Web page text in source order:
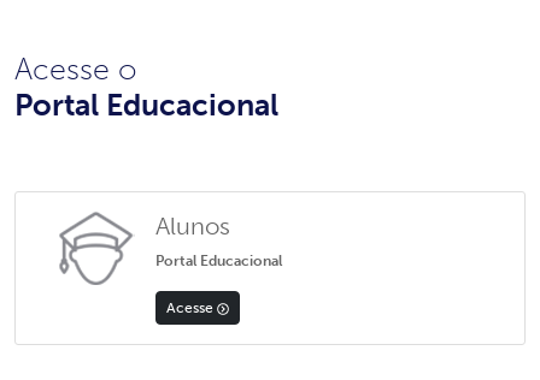
Acesse o
Portal Educacional
Alunos
Portal Educacional
Acesse